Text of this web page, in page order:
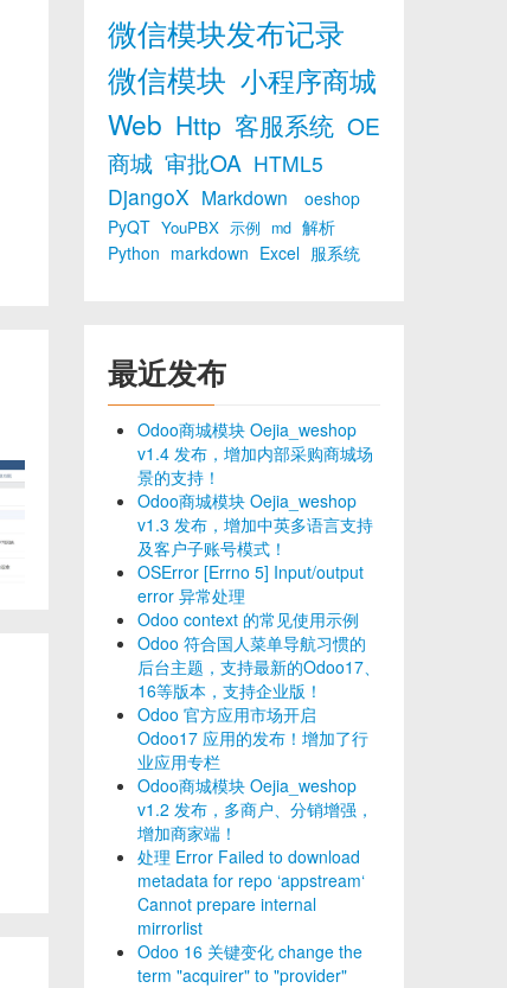
微信模块发布记录
微信模块 小程序商城
Web Http 客服系统 OE
商城 审批OA HTML5
DjangoX Markdown
oeshop
PyQT YouPBX 示例 md 解析
Python markdown Excel 服系统
最近发布
Odoo商城模块 Oejia_weshop
v1.4 发布，增加内部采购商城场
景的支持！
Odoo商城模块 Oejia_weshop
v1.3 发布，增加中英多语言支持
及客户子账号模式！
OSError [Errno 5] Input/output
error 异常处理
Odoo context 的常见使用示例
Odoo 符合国人菜单导航习惯的
后台主题，支持最新的Odoo17、
16等版本，支持企业版！
Odoo 官方应用市场开启
Odoo17 应用的发布！增加了行
业应用专栏
Odoo商城模块 Oejia_weshop
v1.2 发布，多商户、分销增强，
增加商家端！
处理 Error Failed to download
metadata for repo ‘appstream‘
Cannot prepare internal
mirrorlist
Odoo 16 关键变化 change the
term "acquirer" to "provider"